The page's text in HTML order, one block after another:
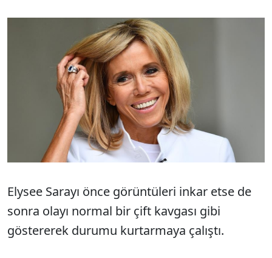
Elysee Sarayı önce görüntüleri inkar etse de
sonra olayı normal bir çift kavgası gibi
göstererek durumu kurtarmaya çalıştı.